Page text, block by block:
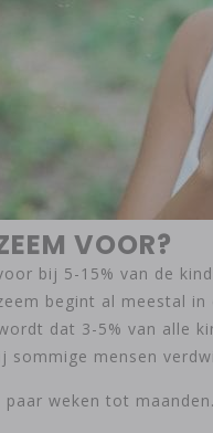
VOOR?
bij 5-15% van de
begint al meestal
dat 3-5% van alle
mensen
paar weken tot